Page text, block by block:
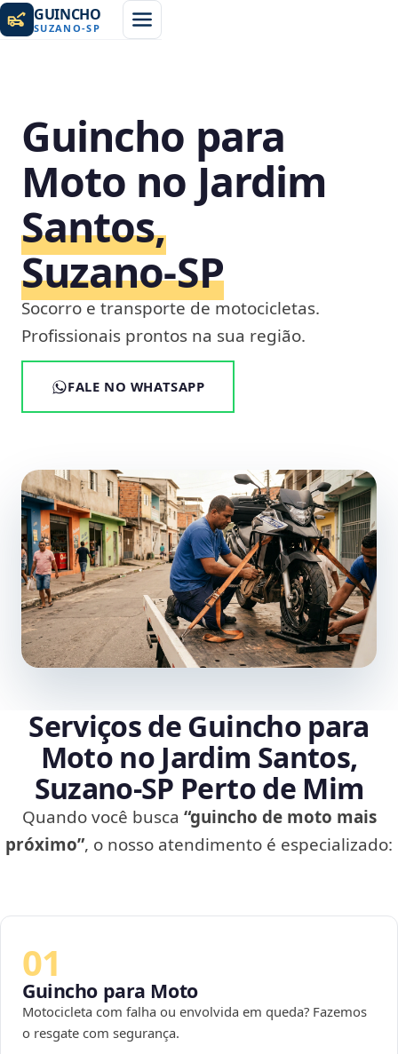
GUINCHO
SUZANO-SP
Guincho para
Moto no Jardim
Santos,
Suzano‑SP
Socorro e transporte de motocicletas.
Profissionais prontos na sua região.
FALE NO WHATSAPP
Serviços de Guincho para
Moto no Jardim Santos,
Suzano‑SP Perto de Mim
Quando você busca “guincho de moto mais
próximo”, o nosso atendimento é especializado:
01
Guincho para Moto
Motocicleta com falha ou envolvida em queda? Fazemos
o resgate com segurança.